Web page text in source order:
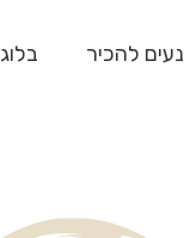
נעים להכיר בלוג